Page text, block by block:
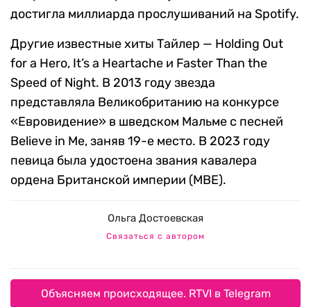
достигла миллиарда прослушиваний на Spotify.
Другие известные хиты Тайлер — Holding Out
for a Hero, It’s a Heartache и Faster Than the
Speed of Night. В 2013 году звезда
представляла Великобританию на конкурсе
«Евровидение» в шведском Мальме с песней
Believe in Me, заняв 19-е место. В 2023 году
певица была удостоена звания кавалера
ордена Британской империи (MBE).
Ольга Достоевская
Связаться с автором
Объясняем происходящее. RTVI в Telegram